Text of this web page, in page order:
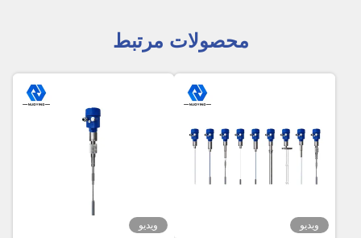
محصولات مرتبط
ویدیو ویدیو